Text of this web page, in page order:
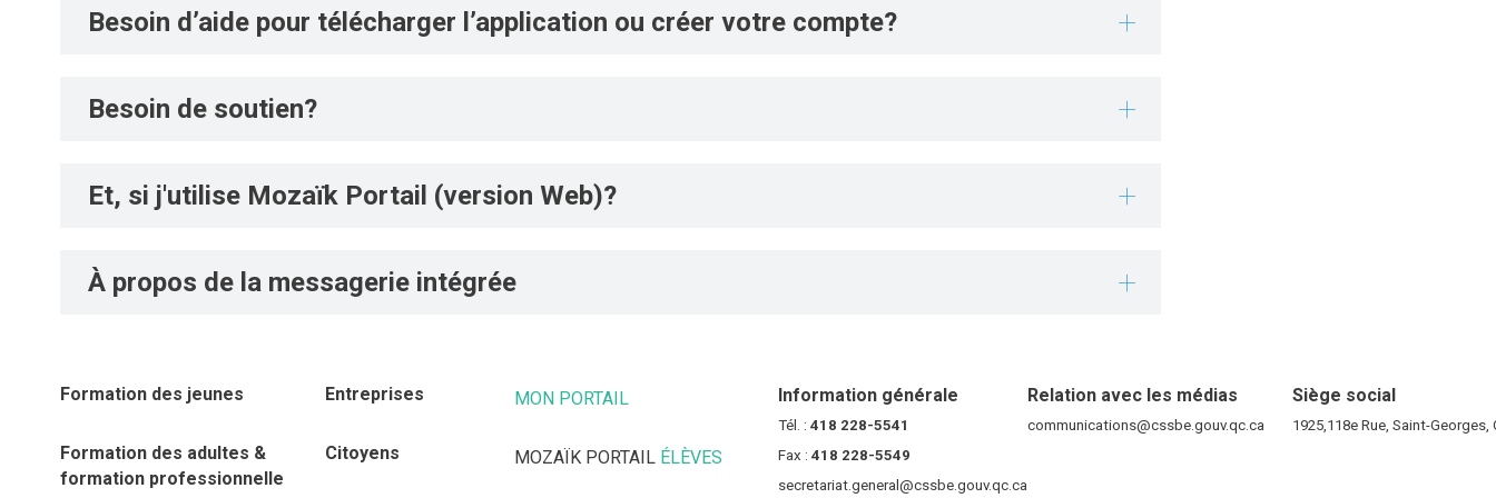
Besoin d’aide pour télécharger l’application ou créer votre compte?
Besoin de soutien?
Et, si j'utilise Mozaïk Portail (version Web)?
À propos de la messagerie intégrée
Formation des jeunes
Formation des adultes &
formation professionnelle
Entreprises
Citoyens
MON PORTAIL(CE LIEN OUVRE DANS UNE NOUVELLE FENÊTRE)
MOZAÏK PORTAIL ÉLÈVES (CE LIEN OUVRE DANS UNE NOUVELLE FENÊTRE)
Information générale
Tél. :418 228-5541
Fax :418 228-5549
secretariat.general@cssbe.gouv.qc.ca
Relation avec les médias
communications@cssbe.gouv.qc.ca (ce lien ouvre dans une nouvelle
Siège social
1925,118e Rue, Saint-Georges,